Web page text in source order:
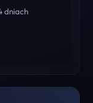
dniach